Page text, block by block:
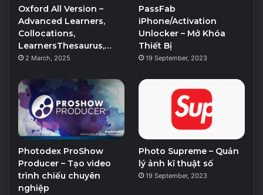
Oxford All Version –
Advanced Learners,
Collocations,
LearnersThesaurus,…
2 March, 2025
PassFab
iPhone/Activation
Unlocker – Mở Khóa
Thiết Bị
19 September, 2023
Photodex ProShow
Producer – Tạo video
trình chiếu chuyên
nghiệp
Photo Supreme – Quản
lý ảnh kĩ thuật số
19 September, 2023